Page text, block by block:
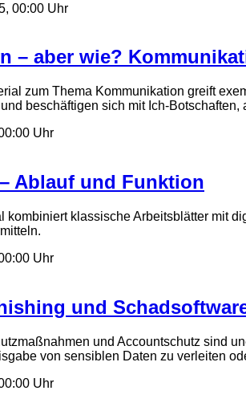
00:00 Uhr
– aber wie?
zum Thema Kommunikation greift
beschäftigen sich mit Ich-
Uhr
Ablauf und Funktion
kombiniert klassische Arbeitsblätter mit
Uhr
und
und Accountschutz sind
von sensiblen Daten zu verleiten
Uhr